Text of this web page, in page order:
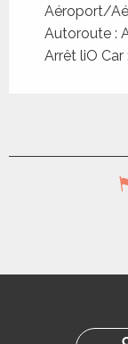
Aéroport/
Autoroute :
Arrêt liO